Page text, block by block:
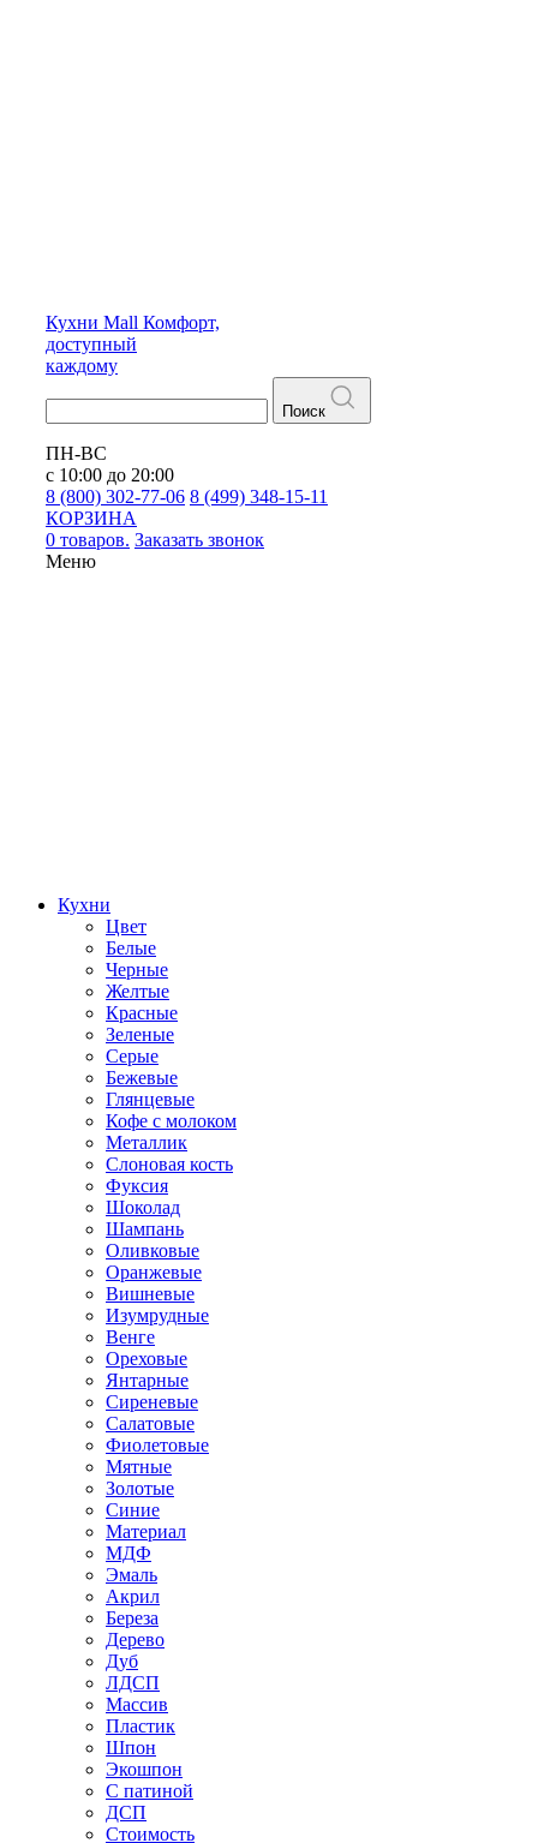
Кухни Mall Комфорт,
доступный
каждому
Поиск
ПН-ВС
с 10:00 до 20:00
8 (800) 302-77-06 8 (499) 348-15-11
КОРЗИНА
0 товаров. Заказать звонок
Меню
Кухни
Цвет
Белые
Черные
Желтые
Красные
Зеленые
Серые
Бежевые
Глянцевые
Кофе с молоком
Металлик
Слоновая кость
Фуксия
Шоколад
Шампань
Оливковые
Оранжевые
Вишневые
Изумрудные
Венге
Ореховые
Янтарные
Сиреневые
Салатовые
Фиолетовые
Мятные
Золотые
Синие
Материал
МДФ
Эмаль
Акрил
Береза
Дерево
Дуб
ЛДСП
Массив
Пластик
Шпон
Экошпон
С патиной
ДСП
Стоимость